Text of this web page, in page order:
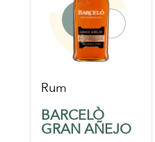
Rum
BARCELÒ
GRAN AÑEJO